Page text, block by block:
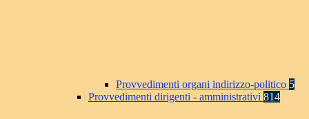
Provvedimenti organi indirizzo-politico 5
Provvedimenti dirigenti - amministrativi 814